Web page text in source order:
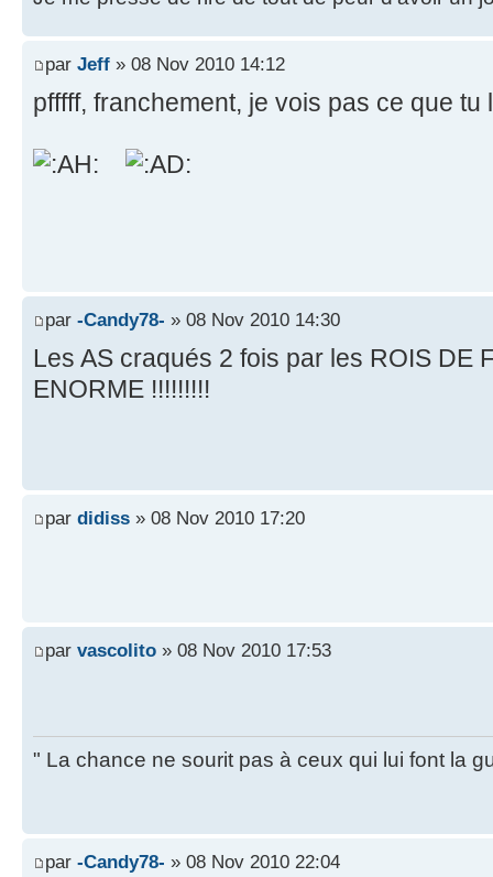
par Jeff » 08 Nov 2010 14:12
pfffff, franchement, je vois pas ce que
par -Candy78- » 08 Nov 2010 14:30
Les AS craqués 2 fois par les ROIS DE
ENORME !!!!!!!!!
par didiss » 08 Nov 2010 17:20
par vascolito » 08 Nov 2010 17:53
" La chance ne sourit pas à ceux qui lui font la
par -Candy78- » 08 Nov 2010 22:04